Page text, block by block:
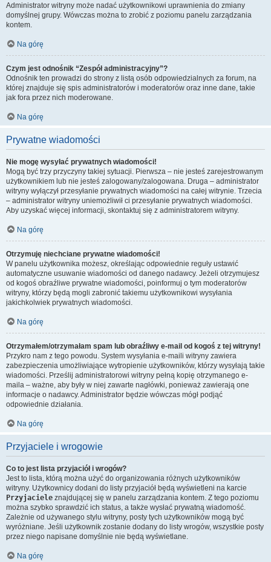
Administrator witryny może nadać użytkownikowi uprawnienia do zmiany
domyślnej grupy. Wówczas można to zrobić z poziomu panelu zarządzania
kontem.
Na górę
Czym jest odnośnik “Zespół administracyjny”?
Odnośnik ten prowadzi do strony z listą osób odpowiedzialnych za forum, na
której znajduje się spis administratorów i moderatorów oraz inne dane, takie
jak fora przez nich moderowane.
Na górę
Prywatne wiadomości
Nie mogę wysyłać prywatnych wiadomości!
Mogą być trzy przyczyny takiej sytuacji. Pierwsza – nie jesteś zarejestrowanym
użytkownikiem lub nie jesteś zalogowany/zalogowana. Druga – administrator
witryny wyłączył przesyłanie prywatnych wiadomości na całej witrynie. Trzecia
– administrator witryny uniemożliwił ci przesyłanie prywatnych wiadomości.
Aby uzyskać więcej informacji, skontaktuj się z administratorem witryny.
Na górę
Otrzymuję niechciane prywatne wiadomości!
W panelu użytkownika możesz, określając odpowiednie reguły ustawić
automatyczne usuwanie wiadomości od danego nadawcy. Jeżeli otrzymujesz
od kogoś obraźliwe prywatne wiadomości, poinformuj o tym moderatorów
witryny, którzy będą mogli zabronić takiemu użytkownikowi wysyłania
jakichkolwiek prywatnych wiadomości.
Na górę
Otrzymałem/otrzymałam spam lub obraźliwy e-mail od kogoś z tej witryny!
Przykro nam z tego powodu. System wysyłania e-maili witryny zawiera
zabezpieczenia umożliwiające wytropienie użytkowników, którzy wysyłają takie
wiadomości. Prześlij administratorowi witryny pełną kopię otrzymanego e-
maila – ważne, aby były w niej zawarte nagłówki, ponieważ zawierają one
informacje o nadawcy. Administrator będzie wówczas mógł podjąć
odpowiednie działania.
Na górę
Przyjaciele i wrogowie
Co to jest lista przyjaciół i wrogów?
Jest to lista, którą można użyć do organizowania różnych użytkowników
witryny. Użytkownicy dodani do listy przyjaciół będą wyświetleni na karcie
Przyjaciele znajdującej się w panelu zarządzania kontem. Z tego poziomu
można szybko sprawdzić ich status, a także wysłać prywatną wiadomość.
Zależnie od używanego stylu witryny, posty tych użytkowników mogą być
wyróżniane. Jeśli użytkownik zostanie dodany do listy wrogów, wszystkie posty
przez niego napisane domyślnie nie będą wyświetlane.
Na górę